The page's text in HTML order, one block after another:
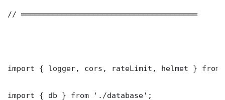
// ═══════════════════════════════════════
import { logger, cors, rateLimit, helmet } from
import { db } from './database';